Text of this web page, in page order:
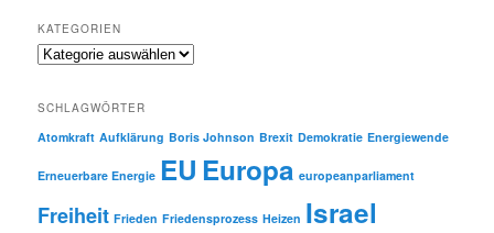
n
KATEGORIEN
Kategorien
SCHLAGWÖRTER
Atomkraft Aufklärung Boris Johnson Brexit Demokratie Energiewende
Erneuerbare Energie EU Europa europeanparliament
Freiheit Frieden Friedensprozess Heizen Israel